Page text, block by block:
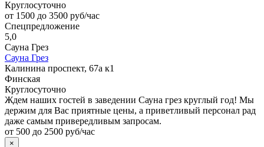
Круглосуточно
от 1500 до 3500 руб/час
Спецпредложение
5,0
Сауна Грез
Сауна Грез
Калинина проспект, 67а к1
Финская
Круглосуточно
Ждем наших гостей в заведении Сауна грез круглый год! Мы
держим для Вас приятные цены, а приветливый персонал рад
даже самым привередливым запросам.
от 500 до 2500 руб/час
×